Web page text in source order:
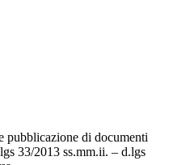
pubblicazione di documenti
33/2013 ss.mm.ii. – d.lgs